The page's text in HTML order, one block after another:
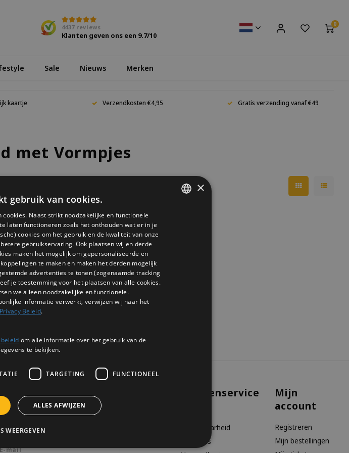
4437reviews
Klanten geven ons een 9.7/10
0
Sale Nieuws Merken
kaartje Verzendkosten €4,95 Gratis verzending vanaf €49
met Vormpjes
de laatste updates, nieuws en aanbiedingen
Klantenservice
Bereikbaarheid
Over ons
Mijn
account
Registreren
Mijn bestellingen
×
gebruik van cookies.
Naast strikt noodzakelijke en functionele
laten functioneren zoals het onthouden wat er in je
cookies om het gebruik en de kwaliteit van onze
gebruikservaring. Ook plaatsen wij en derde
maken het mogelijk om gepersonaliseerde en
te maken en maken het derden mogelijk
advertenties te tonen (zogenaamde tracking
je toestemming voor het plaatsen van alle cookies.
we alleen noodzakelijke en functionele.
informatie verwerkt, verwijzen wij naar het
Beleid.
om alle informatie over het gebruik van de
te bekijken.
TARGETING FUNCTIONEEL
ALLES AFWIJZEN
WEERGEVEN